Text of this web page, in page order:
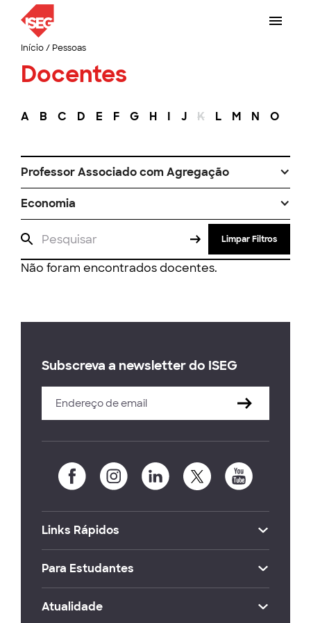
Início/ Pessoas
Docentes
A B C D E F G H I J K L M N O
Professor Associado com Agregação
Economia
Limpar Filtros
Não foram encontrados docentes.
Subscreva a newsletter do ISEG
Links Rápidos
Para Estudantes
Atualidade